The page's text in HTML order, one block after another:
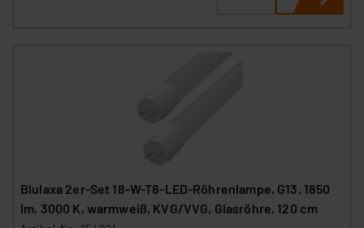
Blulaxa 2er-Set 18-W-T8-LED-Röhrenlampe, G13, 1850
lm, 3000 K, warmweiß, KVG/VVG, Glasröhre, 120 cm